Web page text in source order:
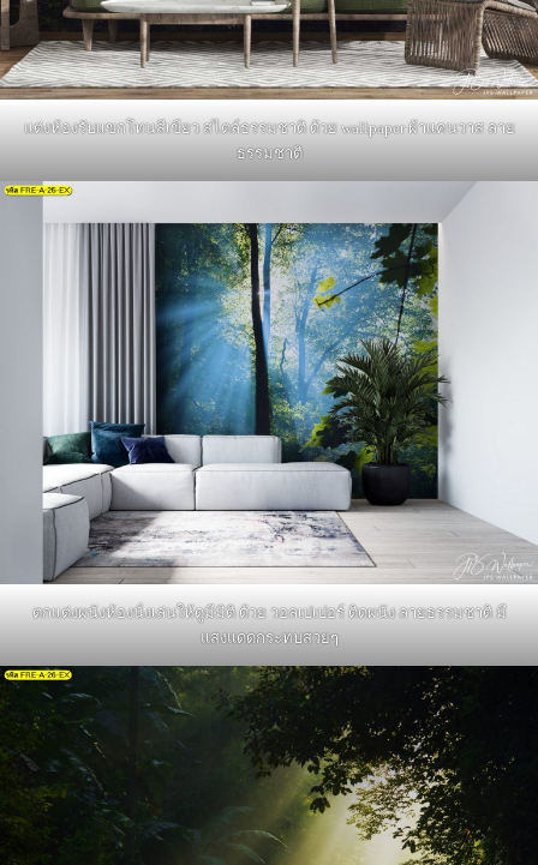
แต่งห้องรับแขกโทนสีเขียว สไตล์ธรรมชาติ ด้วย wallpaper ผ้าแคนวาส ลาย
ธรรมชาติ
ตกแต่งผนังห้องนั่งเล่นให้ดูมีมิติ ด้วย วอลเปเปอร์ ติดผนัง ลายธรรมชาติ มี
แสงแดดกระทบสวยๆ